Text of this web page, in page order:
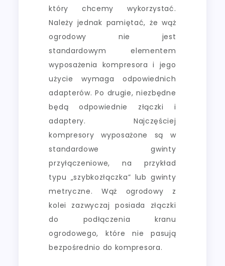
który chcemy wykorzystać.
Należy jednak pamiętać, że wąż
ogrodowy nie jest
standardowym elementem
wyposażenia kompresora i jego
użycie wymaga odpowiednich
adapterów. Po drugie, niezbędne
będą odpowiednie złączki i
adaptery. Najczęściej
kompresory wyposażone są w
standardowe gwinty
przyłączeniowe, na przykład
typu „szybkozłączka” lub gwinty
metryczne. Wąż ogrodowy z
kolei zazwyczaj posiada złączki
do podłączenia kranu
ogrodowego, które nie pasują
bezpośrednio do kompresora.